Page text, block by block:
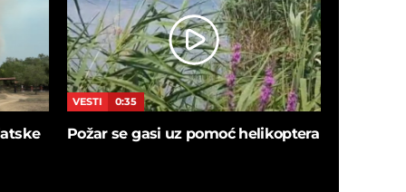
VESTI 0:35
Požar se gasi uz pomoć helikoptera